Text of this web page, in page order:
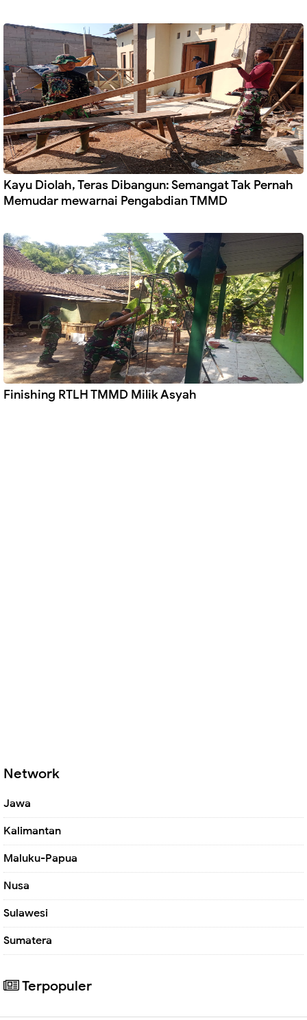
Kayu Diolah, Teras Dibangun: Semangat Tak Pernah
Memudar mewarnai Pengabdian TMMD
Finishing RTLH TMMD Milik Asyah
Network
Jawa
Kalimantan
Maluku-Papua
Nusa
Sulawesi
Sumatera
Terpopuler